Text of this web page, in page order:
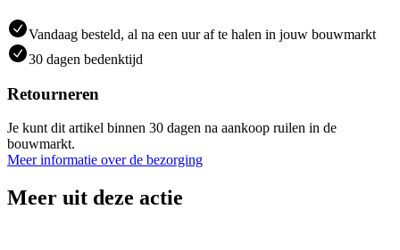
Vandaag besteld, al na een uur af te halen in jouw bouwmarkt
30 dagen bedenktijd
Retourneren
Je kunt dit artikel binnen 30 dagen na aankoop ruilen in de
bouwmarkt.
Meer informatie over de bezorging
Meer uit deze actie